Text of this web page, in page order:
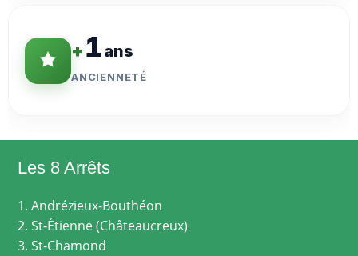
+1ans
ANCIENNETÉ
Les 8 Arrêts
1. Andrézieux-Bouthéon
2. St-Étienne (Châteaucreux)
3. St-Chamond